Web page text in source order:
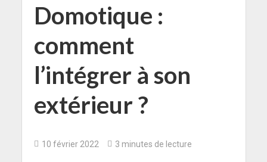
Domotique :
comment
l’intégrer à son
extérieur ?
10 février 2022 3 minutes de lecture